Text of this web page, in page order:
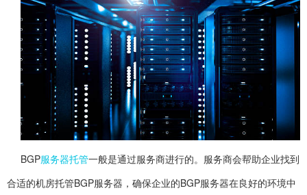
BGP服务器托管一般是通过服务商进行的。服务商会帮助企业找到
合适的机房托管BGP服务器，确保企业的BGP服务器在良好的环境中